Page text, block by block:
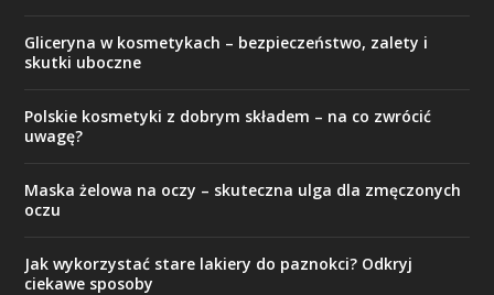
Gliceryna w kosmetykach – bezpieczeństwo, zalety i
skutki uboczne
Polskie kosmetyki z dobrym składem – na co zwrócić
uwagę?
Maska żelowa na oczy – skuteczna ulga dla zmęczonych
oczu
Jak wykorzystać stare lakiery do paznokci? Odkryj
ciekawe sposoby